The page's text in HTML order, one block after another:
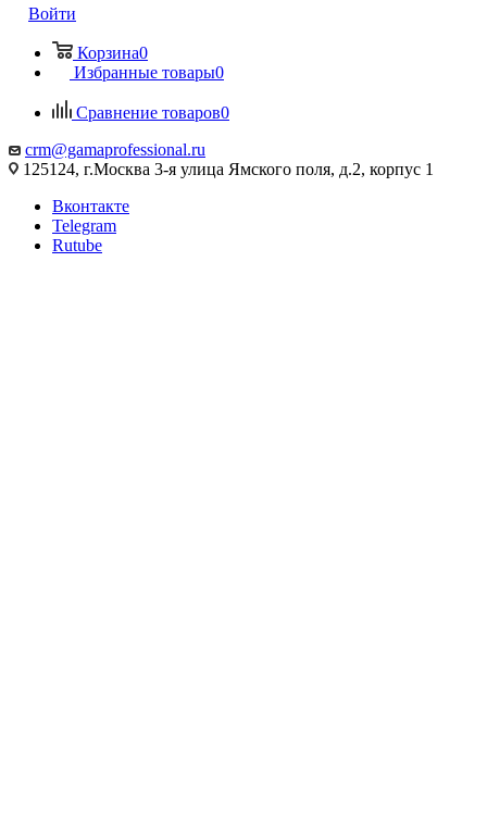
Войти
Корзина0
Избранные товары0
Сравнение товаров0
crm@gamaprofessional.ru
125124, г.Москва 3-я улица Ямского поля, д.2, корпус 1
Вконтакте
Telegram
Rutube